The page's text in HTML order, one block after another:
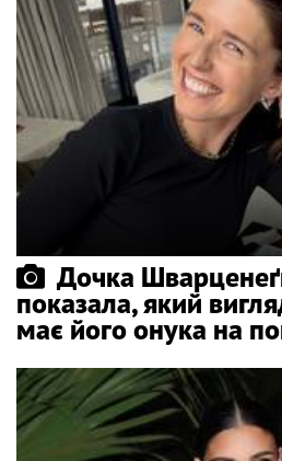
Дочка
показала, який
має його онука на